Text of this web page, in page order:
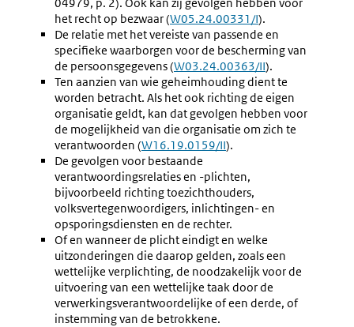
het recht op bezwaar (Externe
link:
W05.24.00331/I).
De relatie met het vereiste van passende en
specifieke waarborgen voor de bescherming van
de persoonsgegevens (Externe
link:
W03.24.00363/II).
Ten aanzien van wie geheimhouding dient te
worden betracht. Als het ook richting de eigen
organisatie geldt, kan dat gevolgen hebben voor
de mogelijkheid van die organisatie om zich te
verantwoorden (Externe
link:
W16.19.0159/II).
De gevolgen voor bestaande
verantwoordingsrelaties en -plichten,
bijvoorbeeld richting toezichthouders,
volksvertegenwoordigers, inlichtingen- en
opsporingsdiensten en de rechter.
Of en wanneer de plicht eindigt en welke
uitzonderingen die daarop gelden, zoals een
wettelijke verplichting, de noodzakelijk voor de
uitvoering van een wettelijke taak door de
verwerkingsverantwoordelijke of een derde, of
instemming van de betrokkene.